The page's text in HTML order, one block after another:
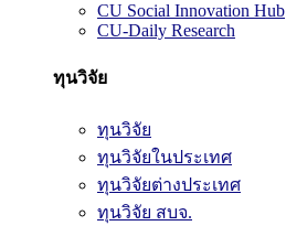
CU Social Innovation Hub
CU-Daily Research
ทุนวิจัย
ทุนวิจัย
ทุนวิจัยในประเทศ
ทุนวิจัยต่างประเทศ
ทุนวิจัย สบจ.